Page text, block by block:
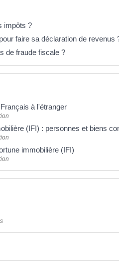
impôts ?
faire sa déclaration de revenus
de fraude fiscale ?
à l'étranger
(IFI) : personnes et biens
immobilière (IFI)